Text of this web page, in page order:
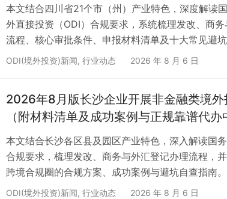
本文结合四川省21个市（州）产业特色，深度解读
外直接投资（ODI）合规要求，系统梳理发改、商
流程、核心审批条件、申报材料清单及十大常见避
机构安永国际跨境合规圈的实战经验、三大疑难案
ODI(境外投资)新闻, 行业动态 2026 年 8 月 6 日
2026年8月版长沙企业开展非金融类境外
（附材料清单及成功案例与正规靠谱代办
本文结合长沙各区县及园区产业特色，深入解读国
合规要求，梳理发改、商务与外汇登记办理流程，
跨境合规圈的合规方案、成功案例与避坑自查指南。
ODI(境外投资)新闻, 行业动态 2026 年 8 月 6 日